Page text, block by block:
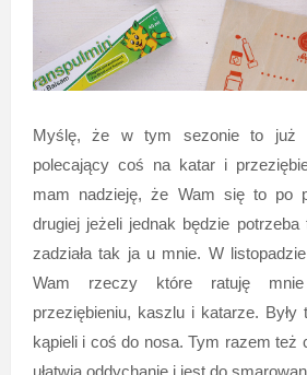
Myślę, że w tym sezonie to już
polecający coś na katar i
mam nadzieję, że Wam się to po
drugiej jeżeli jednak będzie
zadziała tak ja u mnie. W
Wam rzeczy które ratuję
przeziębieniu, kaszlu i katarze. Były
kąpieli i coś do nosa. Tym razem też